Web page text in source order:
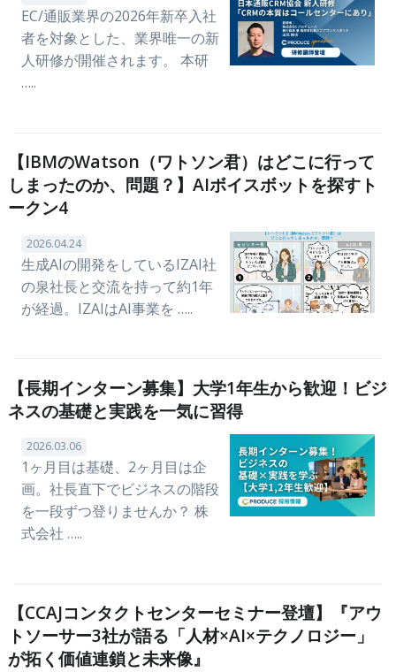
EC/通販業界の2026年新卒入社
者を対象とした、業界唯一の新
人研修が開催されます。 本研
…..
【IBMのWatson（ワトソン君）はどこに行って
しまったのか、問題？】AIボイスボットを探すト
ークン4
2026.04.24
生成AIの開発をしているIZAI社
の泉社長と交流を持って約1年
が経過。IZAIはAI事業を …..
【長期インターン募集】大学1年生から歓迎！ビジ
ネスの基礎と実践を一気に習得
2026.03.06
1ヶ月目は基礎、2ヶ月目は企
画。社長直下でビジネスの階段
を一段ずつ登りませんか？ 株
式会社 …..
【CCAJコンタクトセンターセミナー登壇】『アウ
トソーサー3社が語る「人材×AI×テクノロジー」
が拓く価値連鎖と未来像』